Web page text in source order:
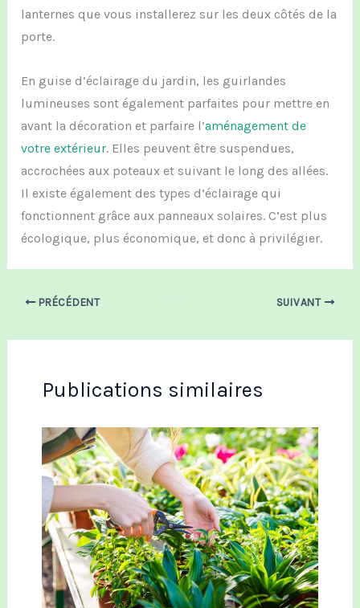
lanternes que vous installerez sur les deux côtés de la
porte.
En guise d’éclairage du jardin, les guirlandes
lumineuses sont également parfaites pour mettre en
avant la décoration et parfaire l’aménagementde
votre extérieur. Elles peuvent être suspendues,
accrochées aux poteaux et suivant le long des allées.
Il existe également des types d’éclairage qui
fonctionnent grâce aux panneaux solaires. C’est plus
écologique, plus économique, et donc à privilégier.
PRÉCÉDENT SUIVANT
Publications similaires